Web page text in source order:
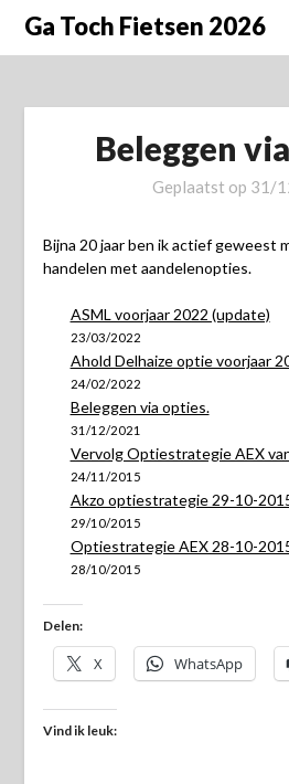
Doorgaan
naar
Ga Toch Fietsen 2026
Beleggen
Geplaatst op 31/
Bijna 20 jaar ben ik actief geweest
handelen met aandelenopties.
ASML voorjaar 2022 (update)
23/03/2022
Ahold Delhaize optie voorjaar
24/02/2022
Beleggen via opties.
31/12/2021
Vervolg Optiestrategie AEX
24/11/2015
Akzo optiestrategie 29-10-
29/10/2015
Optiestrategie AEX 28-10-
28/10/2015
Delen:
X WhatsApp
Vind ik leuk: